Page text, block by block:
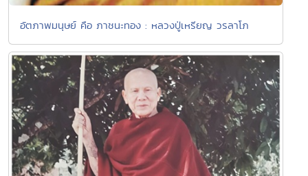
อัตภาพมนุษย์ คือ ภาชนะทอง : หลวงปู่เหรียญ วรลาโภ